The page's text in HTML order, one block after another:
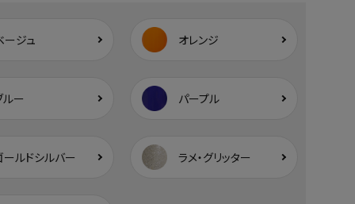
ージュ オレンジ
ルー パープル
ールドシルバー ラメ・グリッター